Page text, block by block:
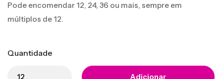
Pode encomendar 12, 24, 36 ou mais, sempre em
múltiplos de 12.
Quantidade
Adicionar